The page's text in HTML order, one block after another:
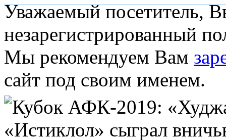
Уважаемый посетитель,
незарегистрированный
Мы рекомендуем Вам
сайт под своим именем.